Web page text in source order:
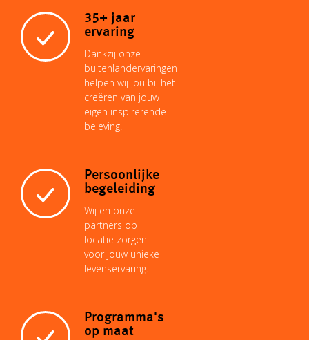
35+ jaar
ervaring
Dankzij onze
buitenlandervaringen
helpen wij jou bij het
creëren van jouw
eigen inspirerende
beleving.
Persoonlijke
begeleiding
Wij en onze
partners op
locatie zorgen
voor jouw unieke
levenservaring.
Programma's
op maat